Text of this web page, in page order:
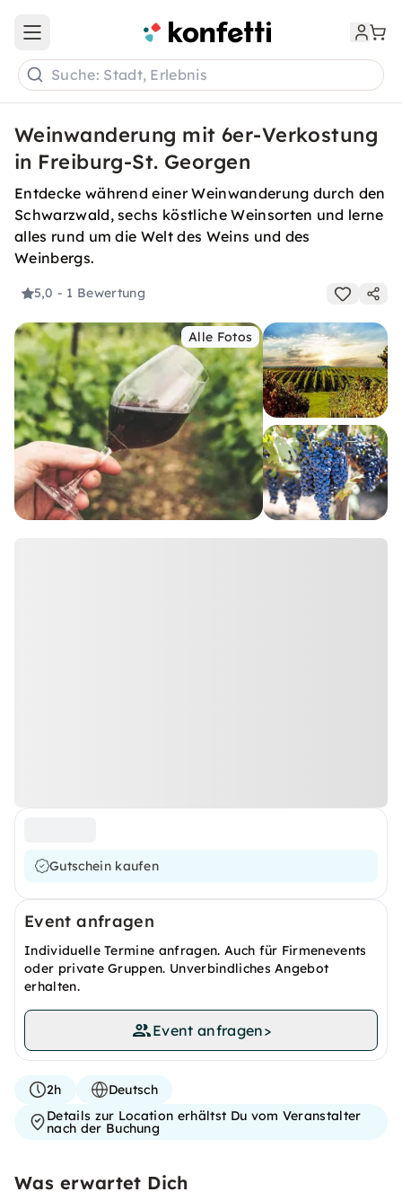
Open main menu
Suche: Stadt, Erlebnis
Weinwanderung mit 6er-Verkostung
in Freiburg-St. Georgen
Entdecke während einer Weinwanderung durch den
Schwarzwald, sechs köstliche Weinsorten und lerne
alles rund um die Welt des Weins und des
Weinbergs.
5,0 - 1 Bewertung
Alle Fotos
Gutschein kaufen
Event anfragen
Individuelle Termine anfragen. Auch für Firmenevents
oder private Gruppen. Unverbindliches Angebot
erhalten.
Event anfragen>
2h
Deutsch
Details zur Location erhältst Du vom Veranstalter
nach der Buchung
Was erwartet Dich